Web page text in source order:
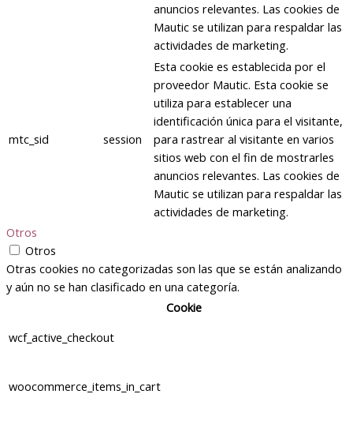
anuncios relevantes. Las cookies de
Mautic se utilizan para respaldar las
actividades de marketing.
mtc_sid session
Esta cookie es establecida por el
proveedor Mautic. Esta cookie se
utiliza para establecer una
identificación única para el visitante,
para rastrear al visitante en varios
sitios web con el fin de mostrarles
anuncios relevantes. Las cookies de
Mautic se utilizan para respaldar las
actividades de marketing.
Otros
Otros
Otras cookies no categorizadas son las que se están analizando
y aún no se han clasificado en una categoría.
Cookie
wcf_active_checkout
woocommerce_items_in_cart